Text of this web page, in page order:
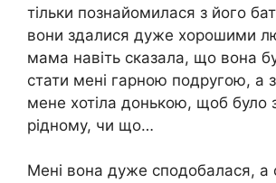
тільки познайомилася з його
вони здалися дуже хорошими
мама навіть сказала, що вона
стати мені гарною подругою, а
мене хотіла донькою, щоб було
рідному, чи що…
Мені вона дуже сподобалася, а